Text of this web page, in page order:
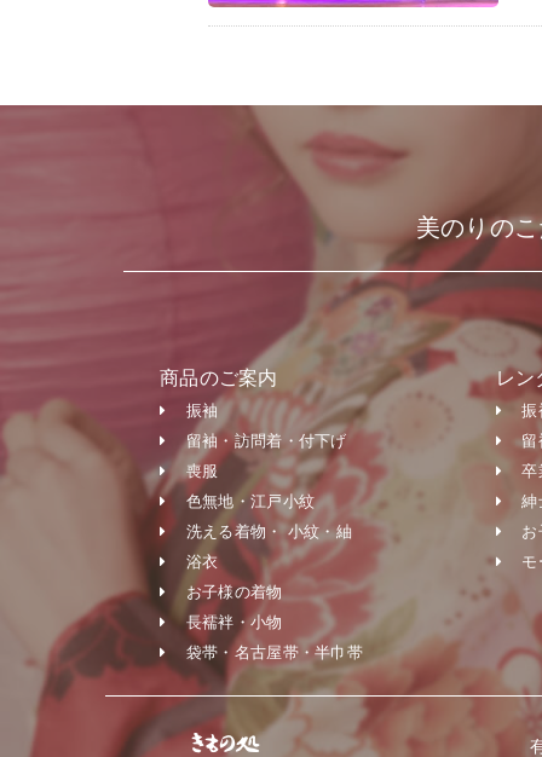
美のりの
商品のご案内
振袖
留袖・訪問着・付下げ
喪服
色無地・江戸小紋
洗える着物・ 小紋・紬
浴衣
お子様の着物
長襦袢・小物
袋帯・名古屋帯・半巾帯
レン
振
留
卒
紳
お
モ